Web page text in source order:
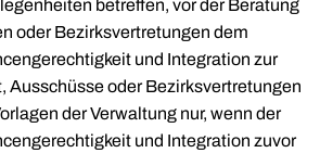
betreffen, vor der Beratung
oder Bezirksvertretungen dem
und Integration zur
Ausschüsse oder Bezirksvertretungen
der Verwaltung nur, wenn der
und Integration zuvor